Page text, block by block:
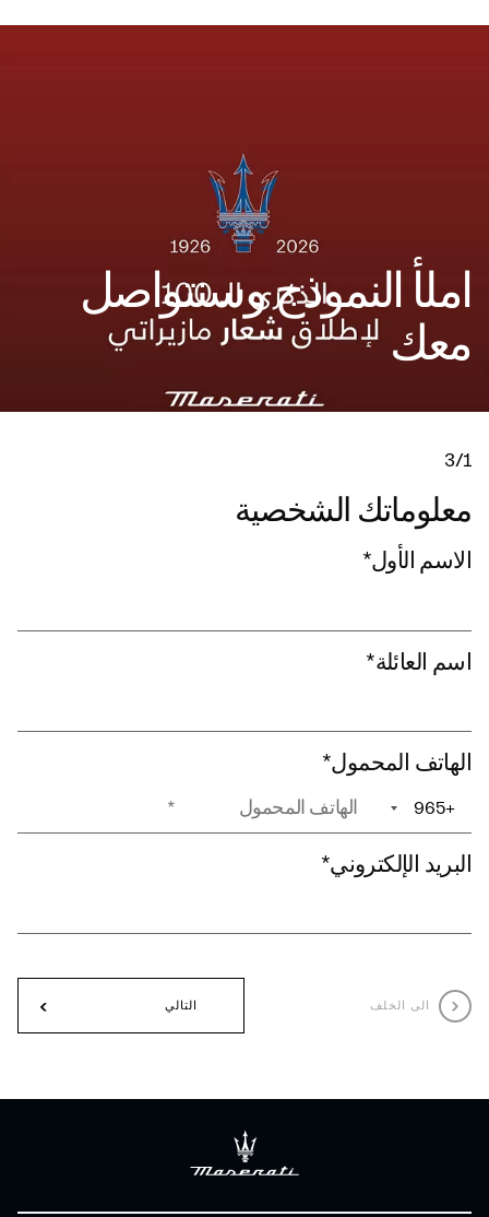
املأ النموذج وسنتواصل
معك
3/1
معلوماتك الشخصية
الاسم الأول*
اسم العائلة*
الهاتف المحمول*
البريد الإلكتروني*
الى الخلف التالي